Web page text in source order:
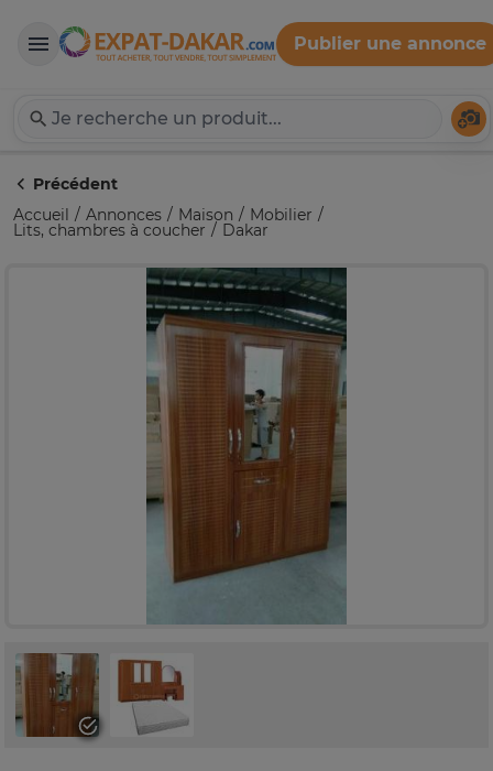
Expat-Dakar
Publier une annonce
Précédent
Accueil
Annonces Maison Mobilier
Lits, chambres à coucher Dakar